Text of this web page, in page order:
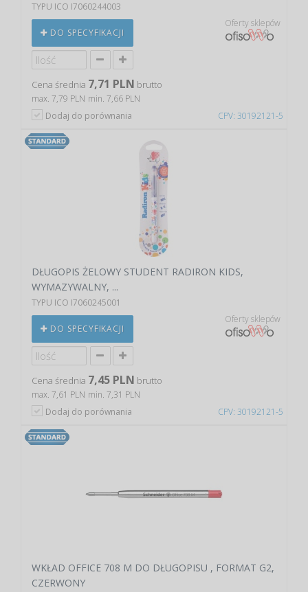
CPV: 30192121-5
TYPU ICO I7060244003
DO SPECYFIKACJI
Oferty sklepów
Cena średnia 7,71 PLN brutto
max. 7,79 PLN min. 7,66 PLN
Dodaj do porównania
CPV: 30192121-5
DŁUGOPIS ŻELOWY STUDENT RADIRON KIDS,
WYMAZYWALNY, ...
TYPU ICO I7060245001
DO SPECYFIKACJI
Oferty sklepów
Cena średnia 7,45 PLN brutto
max. 7,61 PLN min. 7,31 PLN
Dodaj do porównania
WKŁAD OFFICE 708 M DO DŁUGOPISU , FORMAT G2,
CZERWONY